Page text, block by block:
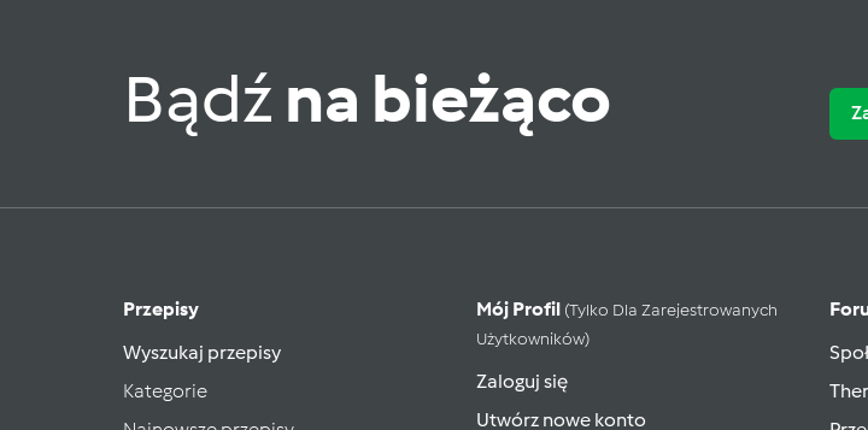
Bądź na bieżąco
Przepisy
Wyszukaj przepisy
Kategorie
Mój Profil (tylko Dla Zarejestrowanych
Użytkowników)
Zaloguj się
Utwórz nowe konto